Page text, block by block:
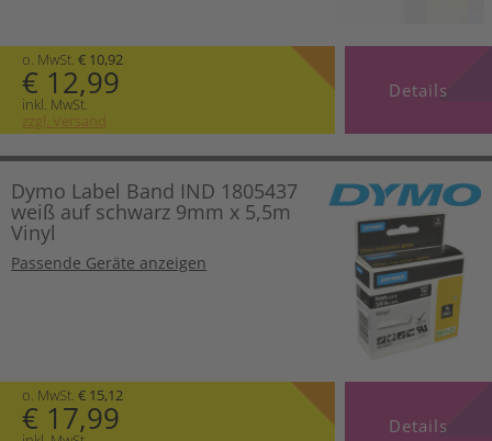
o. MwSt. € 10,92
€ 12,99
inkl. MwSt.
zzgl. Versand
Details
Dymo Label Band IND 1805437
weiß auf schwarz 9mm x 5,5m
Vinyl
Passende Geräte anzeigen
o. MwSt. € 15,12
€ 17,99 Details